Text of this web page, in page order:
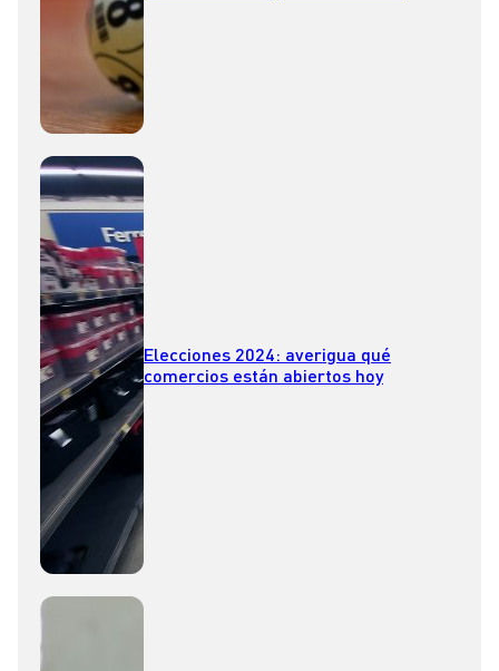
Elecciones 2024: averigua qué
comercios están abiertos hoy